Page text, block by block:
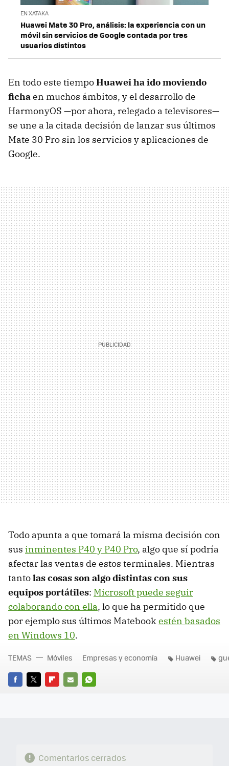
EN XATAKA
Huawei Mate 30 Pro, análisis: la experiencia con un
móvil sin servicios de Google contada por tres
usuarios distintos
En todo este tiempoHuawei ha ido moviendo
fichaen muchos ámbitos, y el desarrollo de
HarmonyOS —por ahora, relegado a televisores—
se une a la citada decisión de lanzar sus últimos
Mate 30 Pro sin los servicios y aplicaciones de
Google.
Todo apunta a que tomará la misma decisión con
sus inminentes P40 y P40 Pro, algo que sí podría
afectar las ventas de estos terminales. Mientras
tantolas cosas son algo distintas con sus
equipos portátiles: Microsoft puede seguir
colaborando con ella, lo que ha permitido que
por ejemplo sus últimos Matebookestén basados
en Windows 10.
FACEBOOK
TWITTERFLIPBOARD
E-
WHATSAPP
TEMAS Móviles Empresas y economía Huawei
Comentarios cerrados